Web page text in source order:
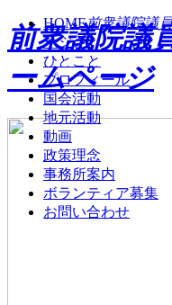
前衆議院議
ームページ
HOME前衆議院議
ージ
ひとこと
プロフィール
国会活動
地元活動
動画
政策理念
事務所案内
ボランティア募集
お問い合わせ